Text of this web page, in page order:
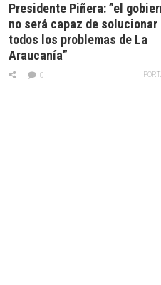
Presidente Piñera: ”el
no será capaz de solucionar
todos los problemas de La
Araucanía”
0